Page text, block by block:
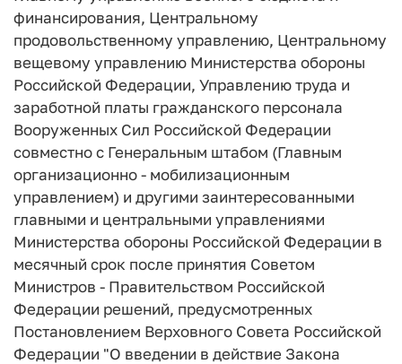
финансирования, Центральному
продовольственному управлению, Центральному
вещевому управлению Министерства обороны
Российской Федерации, Управлению труда и
заработной платы гражданского персонала
Вооруженных Сил Российской Федерации
совместно с Генеральным штабом (Главным
организационно - мобилизационным
управлением) и другими заинтересованными
главными и центральными управлениями
Министерства обороны Российской Федерации в
месячный срок после принятия Советом
Министров - Правительством Российской
Федерации решений, предусмотренных
Постановлением Верховного Совета Российской
Федерации "О введении в действие Закона